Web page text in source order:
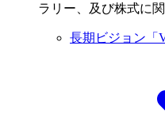
ラリー、及び株式に
長期ビジョン「